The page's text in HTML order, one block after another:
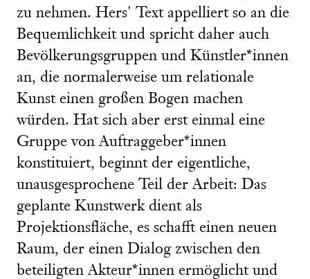
zu nehmen. Hers' Text appelliert so an die
Bequemlichkeit und spricht daher auch
Bevölkerungsgruppen und Künstler*innen
an, die normalerweise um relationale
Kunst einen großen Bogen machen
würden. Hat sich aber erst einmal eine
Gruppe von Auftraggeber*innen
konstituiert, beginnt der eigentliche,
unausgesprochene Teil der Arbeit: Das
geplante Kunstwerk dient als
Projektionsfläche, es schafft einen neuen
Raum, der einen Dialog zwischen den
beteiligten Akteur*innen ermöglicht und